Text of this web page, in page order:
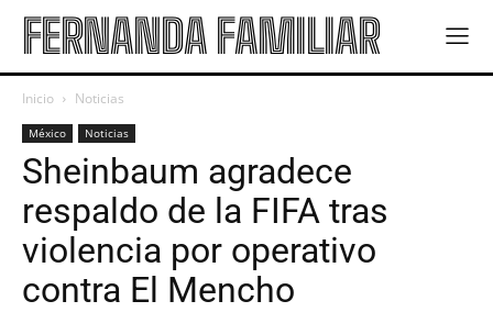
FERNANDA FAMILIAR
Inicio Noticias
México Noticias
Sheinbaum agradece
respaldo de la FIFA tras
violencia por operativo
contra El Mencho